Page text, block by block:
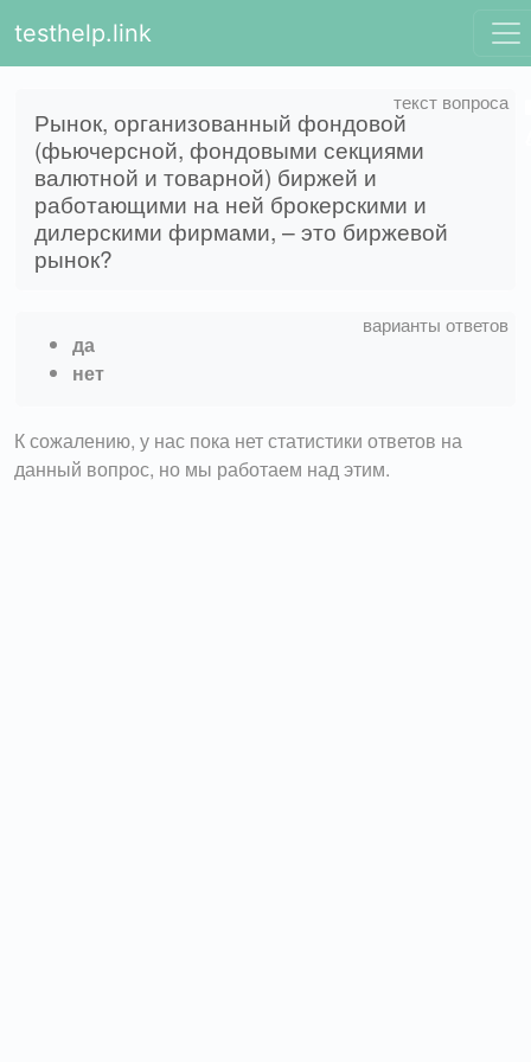
testhelp.link
Рынок, организованный фондовой
(фьючерсной, фондовыми секциями
валютной и товарной) биржей и
работающими на ней брокерскими и
дилерскими фирмами, – это биржевой
рынок?
да
нет
К сожалению, у нас пока нет статистики ответов на
данный вопрос, но мы работаем над этим.